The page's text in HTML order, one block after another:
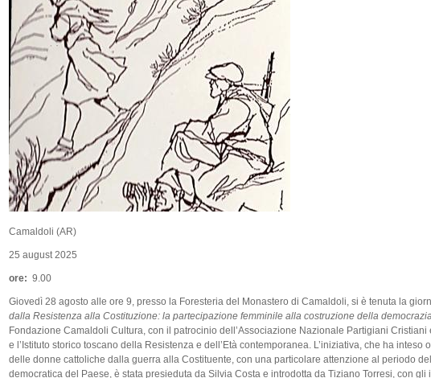
Camaldoli (AR)
25 august 2025
ore: 9.00
Giovedì 28 agosto alle ore 9, presso la Foresteria del Monastero di Camaldoli, si è tenuta la
dalla Resistenza alla Costituzione: la partecipazione femminile alla costruzione della
Fondazione Camaldoli Cultura, con il patrocinio dell’Associazione Nazionale Partigiani Cristiani
e l’Istituto storico toscano della Resistenza e dell’Età contemporanea. L’iniziativa, che ha inteso
delle donne cattoliche dalla guerra alla Costituente, con una particolare attenzione al periodo
democratica del Paese, è stata presieduta da Silvia Costa e introdotta da Tiziano Torresi, con gli